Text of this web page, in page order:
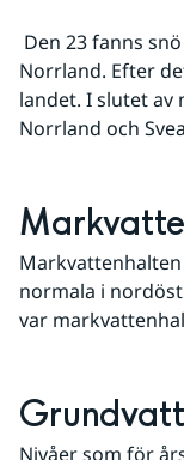
Norrland. Efter
landet. I slutet av
Norrland och
normala i
var
Nivåer som för